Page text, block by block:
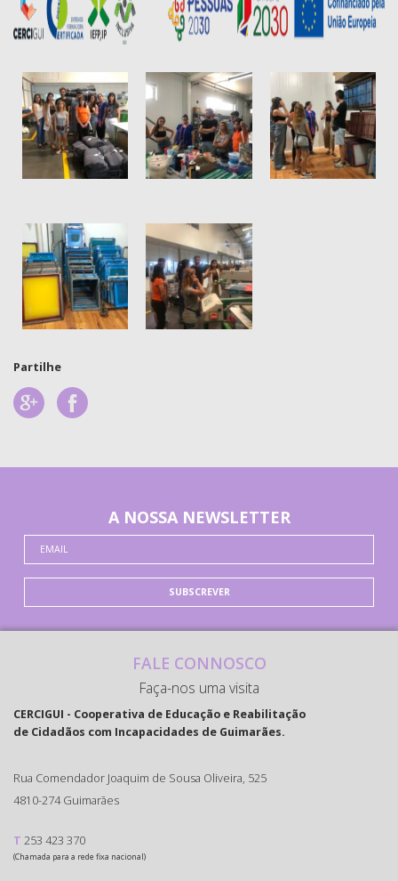
Partilhe
A NOSSA NEWSLETTER
SUBSCREVER
FALE CONNOSCO
Faça-nos uma visita
CERCIGUI - Cooperativa de Educação e Reabilitação
de Cidadãos com Incapacidades de Guimarães.
Rua Comendador Joaquim de Sousa Oliveira, 525
4810-274 Guimarães
T 253 423 370
(Chamada para a rede fixa nacional)